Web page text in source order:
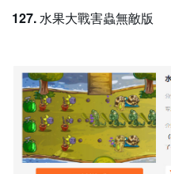
127.水果大戰害蟲無敵版